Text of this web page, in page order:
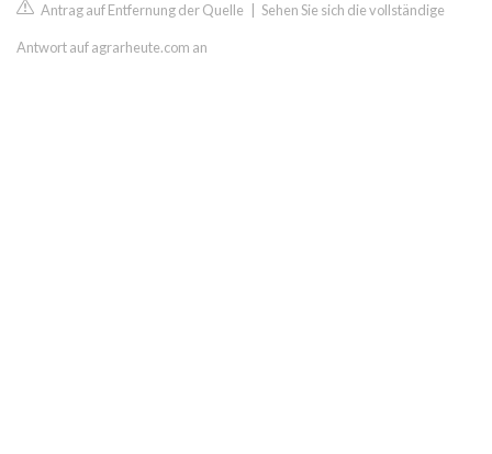
Antrag auf Entfernung der Quelle Sehen Sie sich die vollständige
Antwort auf agrarheute.com an